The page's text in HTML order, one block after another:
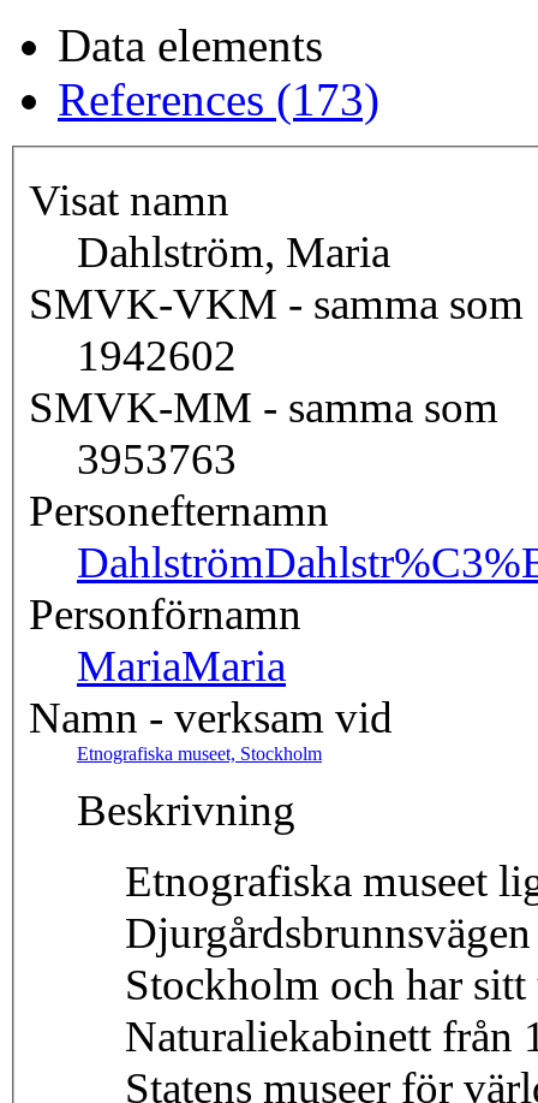
Data elements
References (173)
Visat namn
Dahlström, Maria
SMVK-VKM - samma som
1942602
SMVK-MM - samma som
3953763
Personefternamn
Dahlström
Personförnamn
MariaMaria
Namn - verksam vid
Etnografiska museet, Stockholm
Beskrivning
Etnografiska museet
Stockholm och har sitt
Naturaliekabinett från
Statens museer för